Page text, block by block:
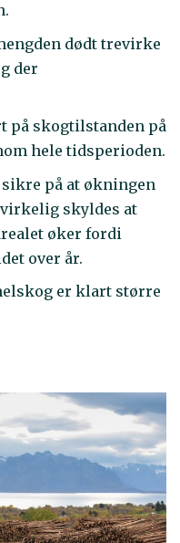
dødt trevirke
der
på skogtilstanden på
hele tidsperioden.
på at økningen
virkelig skyldes at
øker fordi
over år.
er klart større